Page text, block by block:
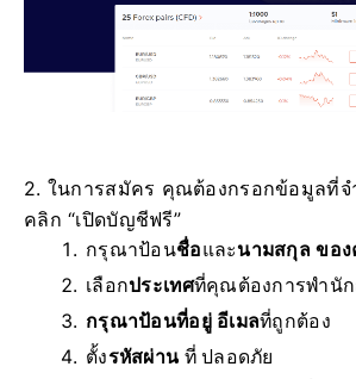
2. ในการสมัคร คุณต้องกรอกข้อมูลที่จ
คลิก “เปิดบัญชีฟรี”
กรุณาป้อนชื่อและนามสกุล ขอ
เลือกประเทศที่คุณต้องการพำนัก
กรุณาป้อนที่อยู่ อีเมลที่ถูกต้อง
ตั้งรหัสผ่าน ที่ ปลอดภัย